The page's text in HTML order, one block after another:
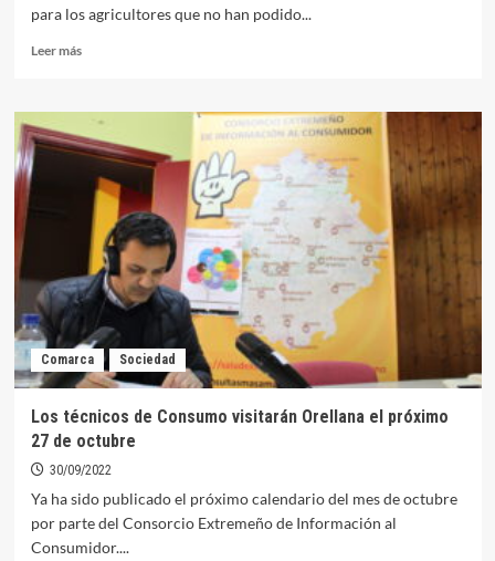
para los agricultores que no han podido...
Leer másLeer
La
asamblea
de
Extremadura
da
visto
bueno
para
la
concesión
de
ayudas
a
regantes
del
Canal
Orellana
afectados
por
Comarca Sociedad
Los técnicos de Consumo visitarán Orellana el próximo
27 de octubre
30/09/2022
Ya ha sido publicado el próximo calendario del mes de octubre
por parte del Consorcio Extremeño de Información al
Consumidor....